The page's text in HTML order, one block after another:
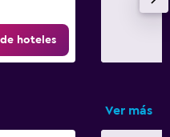
hoteles
Ver más